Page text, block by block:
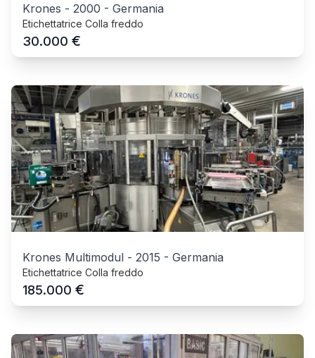
Krones - 2000 - Germania
Etichettatrice Colla freddo
30.000 €
Krones Multimodul - 2015 - Germania
Etichettatrice Colla freddo
185.000 €